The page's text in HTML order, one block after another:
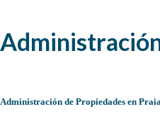
Administración de Propiedades en